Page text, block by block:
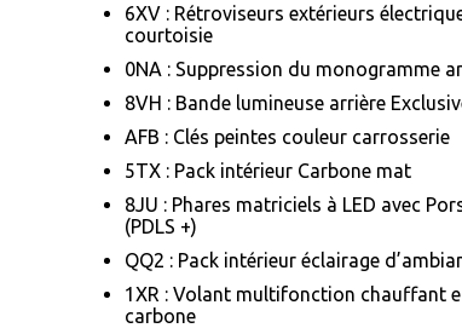
6XV : Rétroviseurs extérieurs
courtoisie
0NA : Suppression du monogramme
8VH : Bande lumineuse arrière
AFB : Clés peintes couleur carrosserie
5TX : Pack intérieur Carbone mat
8JU : Phares matriciels à LED avec
(PDLS +)
QQ2 : Pack intérieur éclairage
1XR : Volant multifonction chauffant
carbone